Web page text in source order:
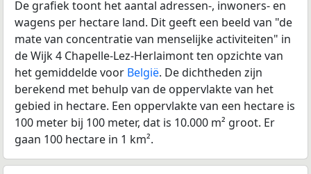
De grafiek toont het aantal adressen-, inwoners- en
wagens per hectare land. Dit geeft een beeld van "de
mate van concentratie van menselijke activiteiten" in
de Wijk 4 Chapelle-Lez-Herlaimont ten opzichte van
het gemiddelde voor België. De dichtheden zijn
berekend met behulp van de oppervlakte van het
gebied in hectare. Een oppervlakte van een hectare is
100 meter bij 100 meter, dat is 10.000 m² groot. Er
gaan 100 hectare in 1 km².